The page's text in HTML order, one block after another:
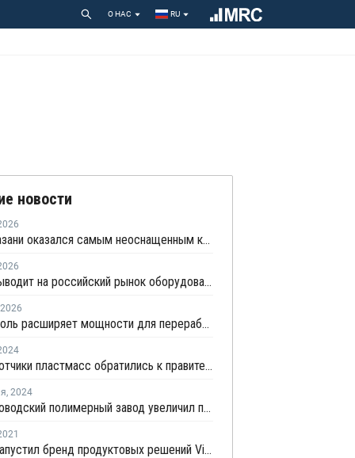
О НАС RU
новости
Центр Казани оказался самым неоснащенным контейнерами раздельного сбора отходов
АВЕКС выводит на российский рынок оборудование для рециклинга Avian Machinery
2026
Технониколь расширяет мощности для переработки вторичных пластмасс
Переработчики пластмасс обратились к правительству с просьбой скорректировать требования к экосбору
, 2024
Минераловодский полимерный завод увеличил переработку вторичного полиэтилена в два раза
СИБУР запустил бренд продуктовых решений Vivilen с содержанием вторичного сырья